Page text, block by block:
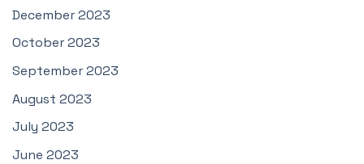
December 2023
October 2023
September 2023
August 2023
July 2023
June 2023